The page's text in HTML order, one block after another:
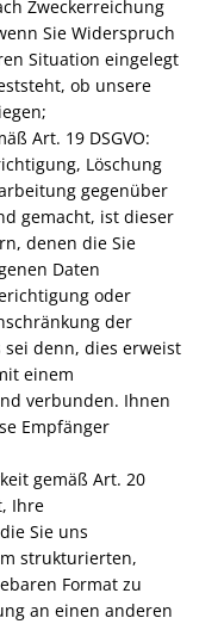
Zweckerreichung
Sie Widerspruch
Situation eingelegt
ob unsere
Art. 19 DSGVO:
Löschung
gegenüber
gemacht, ist dieser
denen die Sie
Daten
oder
der
denn, dies erweist
einem
verbunden. Ihnen
Empfänger
gemäß Art. 20
Ihre
Sie uns
strukturierten,
Format zu
an einen anderen